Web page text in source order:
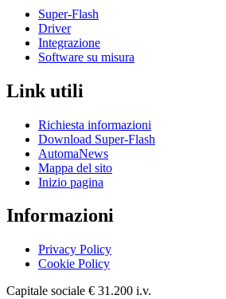
Super-Flash
Driver
Integrazione
Software su misura
Link utili
Richiesta informazioni
Download Super-Flash
AutomaNews
Mappa del sito
Inizio pagina
Informazioni
Privacy Policy
Cookie Policy
Capitale sociale € 31.200 i.v.